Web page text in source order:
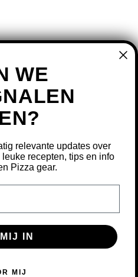
MIJN ACCOUNT
MIJN BESTELLINGEN
MIJN TICKETS
MIJN VERLANGLIJST
WE
relevante updates over
recepten, tips en info
Pizza gear.
IN
MIJ